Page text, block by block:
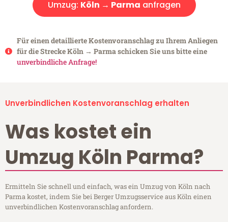
Umzug: Köln → Parma anfragen
Für einen detaillierte Kostenvoranschlag zu Ihrem Anliegen
für die Strecke Köln → Parma schicken Sie uns bitte eine
unverbindliche Anfrage!
Unverbindlichen Kostenvoranschlag erhalten
Was kostet ein
Umzug Köln Parma?
Ermitteln Sie schnell und einfach, was ein Umzug von Köln nach
Parma kostet, indem Sie bei Berger Umzugsservice aus Köln einen
unverbindlichen Kostenvoranschlag anfordern.